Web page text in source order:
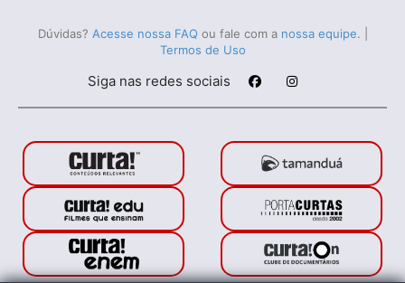
Dúvidas? Acesse nossa FAQ ou fale com a nossa equipe.
Termos de Uso
Siga nas redes sociais